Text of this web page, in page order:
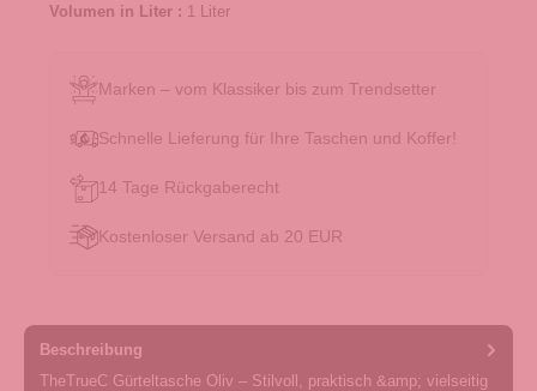
Volumen in Liter : 1 Liter
Marken – vom Klassiker bis zum Trendsetter
Schnelle Lieferung für Ihre Taschen und Koffer!
14 Tage Rückgaberecht
Kostenloser Versand ab 20 EUR
Beschreibung
TheTrueC Gürteltasche Oliv – Stilvoll, praktisch &amp; vielseitig